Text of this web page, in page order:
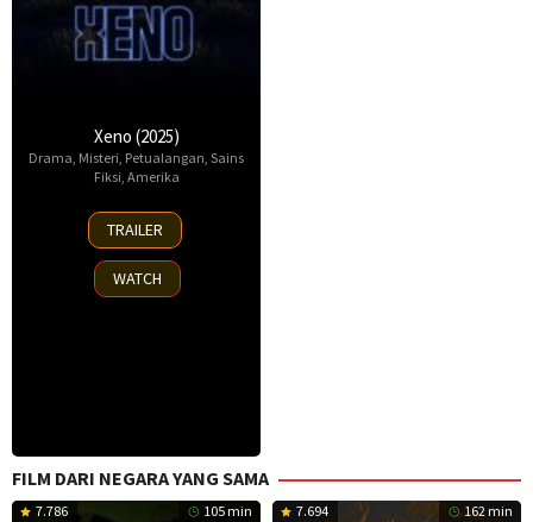
Xeno (2025)
Drama, Misteri, Petualangan, Sains
Fiksi, Amerika
19
Sep
2025
TRAILER
WATCH
FILM DARI NEGARA YANG SAMA
7.786 105 min 7.694 162 min